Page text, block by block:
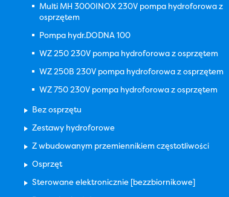
Multi MH 3000INOX 230V pompa hydroforowa z
osprzętem
Pompa hydr.DODNA 100
WZ 250 230V pompa hydroforowa z osprzętem
WZ 250B 230V pompa hydroforowa z osprzętem
WZ 750 230V pompa hydroforowa z osprzętem
Bez osprzętu
Zestawy hydroforowe
Z wbudowanym przemiennikiem częstotliwości
Osprzęt
Sterowane elektronicznie [bezzbiornikowe]